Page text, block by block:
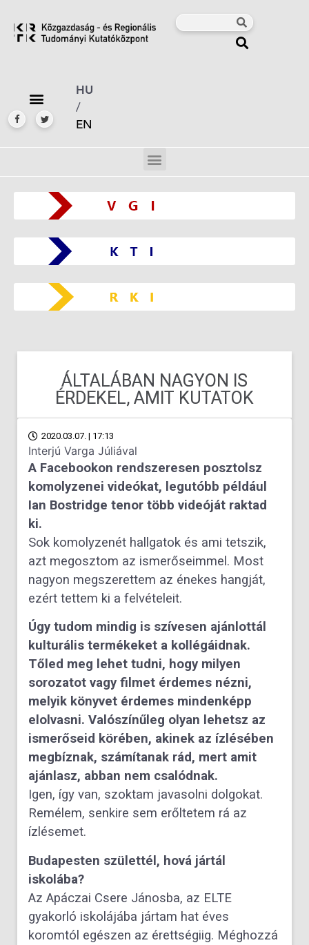
HU
/
EN
ÁLTALÁBAN NAGYON IS
ÉRDEKEL, AMIT KUTATOK
2020.03.07. | 17:13
Interjú Varga Júliával
A Facebookon rendszeresen posztolsz
komolyzenei videókat, legutóbb például
Ian Bostridge tenor több videóját raktad
ki.
Sok komolyzenét hallgatok és ami tetszik,
azt megosztom az ismerőseimmel. Most
nagyon megszerettem az énekes hangját,
ezért tettem ki a felvételeit.
Úgy tudom mindig is szívesen ajánlottál
kulturális termékeket a kollégáidnak.
Tőled meg lehet tudni, hogy milyen
sorozatot vagy filmet érdemes nézni,
melyik könyvet érdemes mindenképp
elolvasni. Valószínűleg olyan lehetsz az
ismerőseid körében, akinek az ízlésében
megbíznak, számítanak rád, mert amit
ajánlasz, abban nem csalódnak.
Igen, így van, szoktam javasolni dolgokat.
Remélem, senkire sem erőltetem rá az
ízlésemet.
Budapesten születtél, hová jártál
iskolába?
Az Apáczai Csere Jánosba, az ELTE
gyakorló iskolájába jártam hat éves
koromtól egészen az érettségiig. Méghozzá